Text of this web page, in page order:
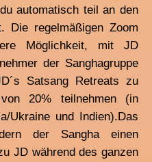
automatisch teil an den
Die regelmäßigen Zoom
Möglichkeit, mit JD
der Sanghagruppe
Satsang Retreats zu
20% teilnehmen (in
Ukraine und Indien). Das
der Sangha einen
JD während des ganzen